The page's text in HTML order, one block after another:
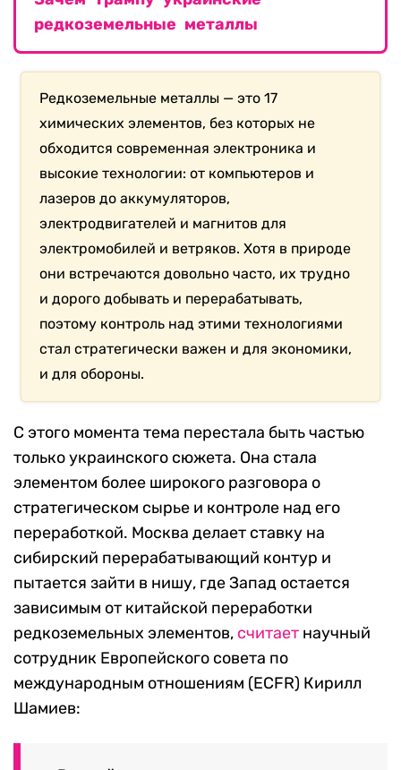
редкоземельные металлы
Редкоземельные металлы — это 17
химических элементов, без которых не
обходится современная электроника и
высокие технологии: от компьютеров и
лазеров до аккумуляторов,
электродвигателей и магнитов для
электромобилей и ветряков. Хотя в природе
они встречаются довольно часто, их трудно
и дорого добывать и перерабатывать,
поэтому контроль над этими технологиями
стал стратегически важен и для экономики,
и для обороны.
С этого момента тема перестала быть частью
только украинского сюжета. Она стала
элементом более широкого разговора о
стратегическом сырье и контроле над его
переработкой. Москва делает ставку на
сибирский перерабатывающий контур и
пытается зайти в нишу, где Запад остается
зависимым от китайской переработки
редкоземельных элементов, считает научный
сотрудник Европейского совета по
международным отношениям (ECFR) Кирилл
Шамиев: